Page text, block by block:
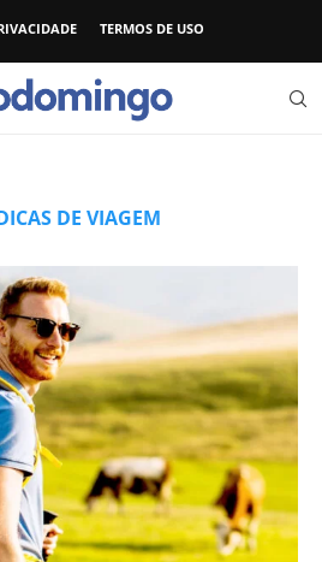
TERMOS DE USO
DE VIAGEM